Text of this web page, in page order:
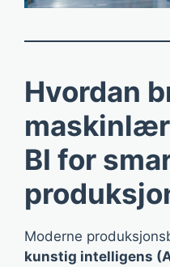
Hvordan
BI for
Moderne
kunstig intelligens